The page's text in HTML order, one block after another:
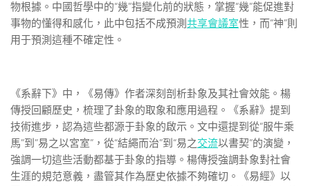
物根據。中國哲學中的“幾”指變化前的狀態，掌握“幾”能促進對
事物的懂得和感化，此中包括不成預測共享會議室性，而“神”則
用于預測這種不確定性。
《系辭下》中，《易傳》作者深刻剖析卦象及其社會效能。楊
傳授回顧歷史，梳理了卦象的取象和應用過程。《系辭》提到
技術進步，認為這些都源于卦象的啟示。文中還提到從“服牛乘
馬”到”易之以宮室”，從“結繩而治”到“易之交流以書契”的演變，
強調一切這些活動都基于卦象的指導。楊傳授強調卦象對社會
生涯的規范意義，盡管其作為歷史依據不夠確切。《易經》以